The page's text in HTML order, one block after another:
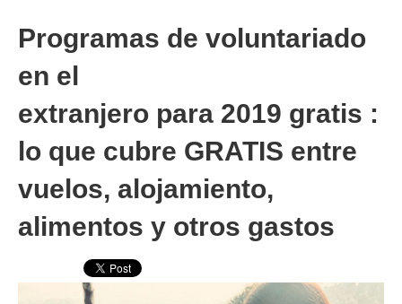
Programas de voluntariado
en el
extranjero para 2019 gratis :
lo que cubre GRATIS entre
vuelos, alojamiento,
alimentos y otros gastos